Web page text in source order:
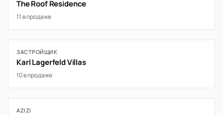
The Roof Residence
11 в продаже
ЗАСТРОЙЩИК
Karl Lagerfeld Villas
10 в продаже
AZIZI